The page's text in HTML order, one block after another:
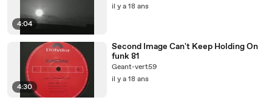
4:04
il y a 18 ans
4:30
Second Image Can't Keep Holding On
funk 81
Geant-vert59
il y a 18 ans